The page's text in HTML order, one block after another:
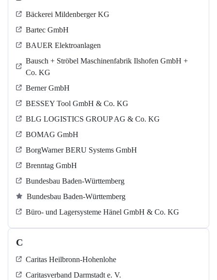
Bäckerei Mildenberger KG
Bartec GmbH
BAUER Elektroanlagen
Bausch + Ströbel Maschinenfabrik Ilshofen GmbH +
Co. KG
Berner GmbH
BESSEY Tool GmbH & Co. KG
BLG LOGISTICS GROUP AG & Co. KG
BOMAG GmbH
BorgWarner BERU Systems GmbH
Brenntag GmbH
Bundesbau Baden-Württemberg
Bundesbau Baden-Württemberg
Büro- und Lagersysteme Hänel GmbH & Co. KG
C
Caritas Heilbronn-Hohenlohe
Caritasverband Darmstadt e. V.